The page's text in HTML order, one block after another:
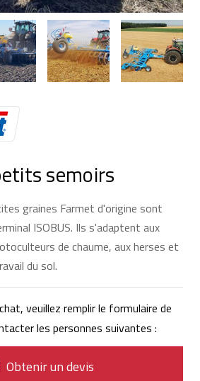
semoirs
graines Farmet d'origine sont
ISOBUS. Ils s'adaptent aux
de chaume, aux herses et
du sol.
veuillez remplir le formulaire de
les personnes suivantes :
Obtenir un devis